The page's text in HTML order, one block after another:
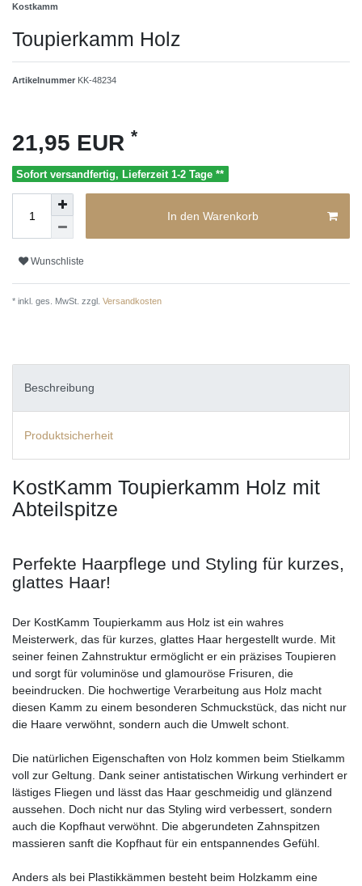
Kostkamm
Toupierkamm Holz
Artikelnummer KK-48234
21,95 EUR *
Sofort versandfertig, Lieferzeit 1-2 Tage **
In den Warenkorb
Wunschliste
* inkl. ges. MwSt. zzgl. Versandkosten
Beschreibung
Produktsicherheit
KostKamm Toupierkamm Holz mit
Abteilspitze
Perfekte Haarpflege und Styling für kurzes,
glattes Haar!
Der KostKamm Toupierkamm aus Holz ist ein wahres
Meisterwerk, das für kurzes, glattes Haar hergestellt wurde. Mit
seiner feinen Zahnstruktur ermöglicht er ein präzises Toupieren
und sorgt für voluminöse und glamouröse Frisuren, die
beeindrucken. Die hochwertige Verarbeitung aus Holz macht
diesen Kamm zu einem besonderen Schmuckstück, das nicht nur
die Haare verwöhnt, sondern auch die Umwelt schont.
Die natürlichen Eigenschaften von Holz kommen beim Stielkamm
voll zur Geltung. Dank seiner antistatischen Wirkung verhindert er
lästiges Fliegen und lässt das Haar geschmeidig und glänzend
aussehen. Doch nicht nur das Styling wird verbessert, sondern
auch die Kopfhaut verwöhnt. Die abgerundeten Zahnspitzen
massieren sanft die Kopfhaut für ein entspannendes Gefühl.
Anders als bei Plastikkämmen besteht beim Holzkamm eine